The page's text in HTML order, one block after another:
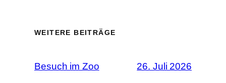
WEITERE BEITRÄGE
Besuch im Zoo 26. Juli 2026